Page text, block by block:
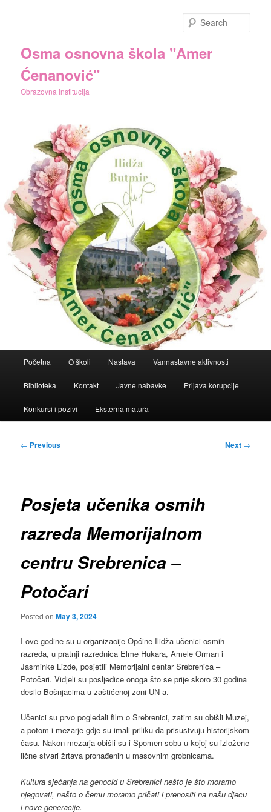
Osma osnovna škola "Amer
Ćenanović"
Obrazovna institucija
Početna O školi Nastava Vannastavne aktivnosti
Biblioteka Kontakt Javne nabavke Prijava korupcije
Konkursi i pozivi Eksterna matura
Post
← Previous Next →
Posjeta učenika osmih
razreda Memorijalnom
centru Srebrenica –
Potočari
Posted onMay 3, 2024
I ove godine su u organizacije Općine Ilidža učenici osmih
razreda, u pratnji razrednica Elme Hukara, Amele Orman i
Jasminke Lizde, posjetili Memorijalni centar Srebrenica –
Potočari. Vidjeli su posljedice onoga što se prije skoro 30 godina
desilo Bošnjacima u zaštićenoj zoni UN-a.
Učenici su prvo pogledali film o Srebrenici, zatim su obišli Muzej,
a potom i mezarje gdje su imali priliku da prisustvuju historijskom
času. Nakon mezarja obišli su i Spomen sobu u kojoj su izložene
lične stvari žrtava pronađenih u masovnim grobnicama.
Kultura sjećanja na genocid u Srebrenici nešto je što moramo
njegovati, nešto o čemu moramo pričati i prenositi na našu djecu
i nove generacije.